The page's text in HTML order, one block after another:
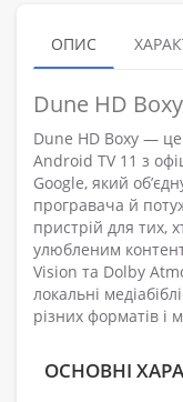
ОПИС
Dune HD
Dune HD Boxy — це
Android TV 11 з
Google, який
програвача й
пристрій для тих,
улюбленим
Vision та Dolby
локальні
різних форматів і
ОСНОВНІ